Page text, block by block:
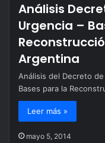
Análisis
Urgencia –
Argentina
Análisis del Decreto
Bases para la
Leer más »
mayo 5, 2014